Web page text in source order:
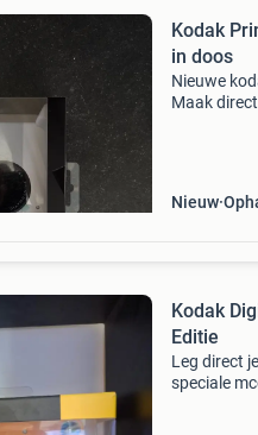
Kodak
in doos
Nieuwe
Maak
Nieuw
Kodak
Editie
Leg direct
speciale